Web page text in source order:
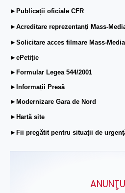
►Publicații oficiale CFR
►Acreditare reprezentanți Mass-
►Solicitare acces filmare Mass-Media
►ePetiție
►Formular Legea 544/2001
►Informații Presă
►Modernizare Gara de Nord
►Hartă site
►Fii pregătit pentru situații de